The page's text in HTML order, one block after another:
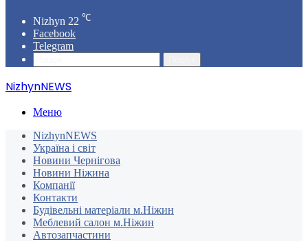
Nizhyn 22 ℃
Facebook
Telegram
NizhynNEWS
Меню
NizhynNEWS
Україна і світ
Новини Чернігова
Новини Ніжина
Компанії
Контакти
Будівельні матеріали м.Ніжин
Меблевий салон м.Ніжин
Автозапчастини